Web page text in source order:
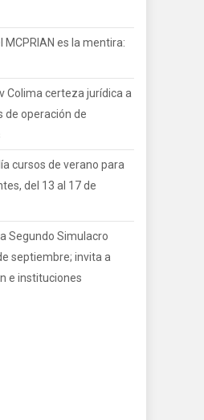
MCPRIAN es la mentira:
Colima certeza jurídica a
de operación de
cursos de verano para
del 13 al 17 de
Segundo Simulacro
septiembre; invita a
e instituciones